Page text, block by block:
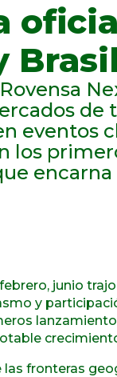
Brasil
de
eventos
los
junio
y
fronteras